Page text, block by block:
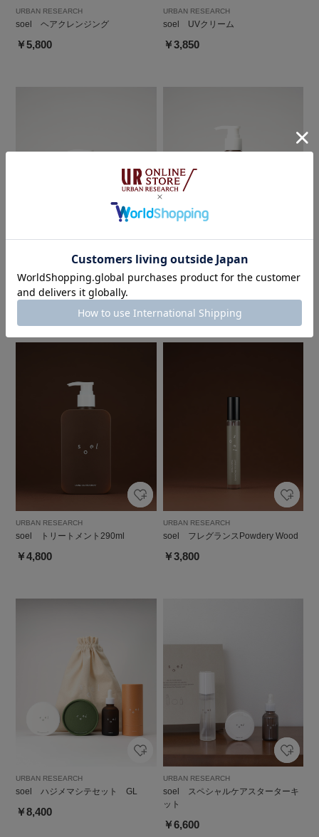
URBAN RESEARCH
soel ヘアクレンジング
￥5,800
URBAN RESEARCH
soel UVクリーム
￥3,850
soel ハンドソープPowderyWood
￥2,860
URBAN RESEARCH
soel ボディソープForest Tea
￥3,740
URBAN RESEARCH
soel トリートメント290ml
￥4,800
URBAN RESEARCH
soel フレグランスPowdery Wood
￥3,800
URBAN RESEARCH
soel ハジメマシテセット GL
￥8,400
URBAN RESEARCH
soel スペシャルケアスターターキ
ット
￥6,600